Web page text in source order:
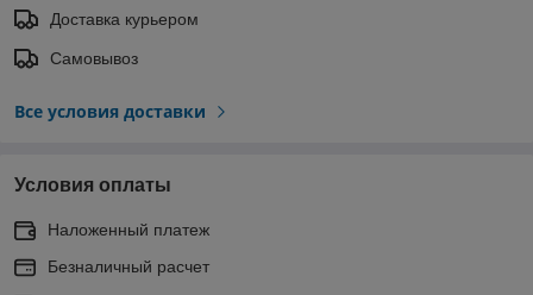
Доставка курьером
Самовывоз
Все условия доставки
Условия оплаты
Наложенный платеж
Безналичный расчет